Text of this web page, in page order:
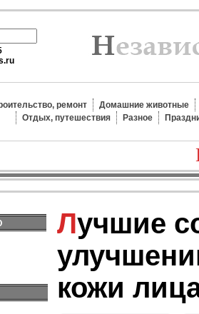
ремонт
Домашние животные
Отдых, путешествия
Разное
Лучшие советы по
кожи